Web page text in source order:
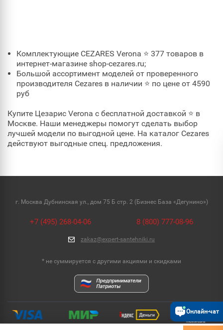
Комплектующие CEZARES Verona ⭐ 377 товаров в
интернет-магазине shop-cezares.ru;
Большой ассортимент моделей от проверенного
производителя Cezares в наличии ⭐ по цене от 4590
руб
Купите Цезарис Verona с бесплатной доставкой ⭐ в
Москве. Наши менеджеры помогут сделать выбор
лучшей модели по выгодной цене. На каталог Cezares
действуют выгодные спец. предложения.
г. Москва Дубнинская ул., дом 75 Б стр. 2 (Бизнес База «Дегунино»)
+7 (495) 268-04-06 8 (800) 777-08-96
zakaz@expert-santehniki.ru
* не суммируется с другими акциями и скидками
Онлайн-чат